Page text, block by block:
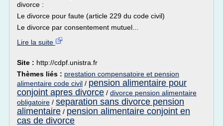
divorce :
Le divorce pour faute (article 229 du code civil)
Le divorce par consentement mutuel...
Lire la suite
Site : http://cdpf.unistra.fr
Thèmes liés : prestation compensatoire et pension
alimentaire code civil / pension alimentaire pour
conjoint apres divorce / divorce pension alimentaire
obligatoire / separation sans divorce pension
alimentaire / pension alimentaire conjoint en
cas de divorce